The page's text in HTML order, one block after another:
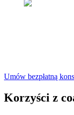
Umów bezpłatną
Korzyści z